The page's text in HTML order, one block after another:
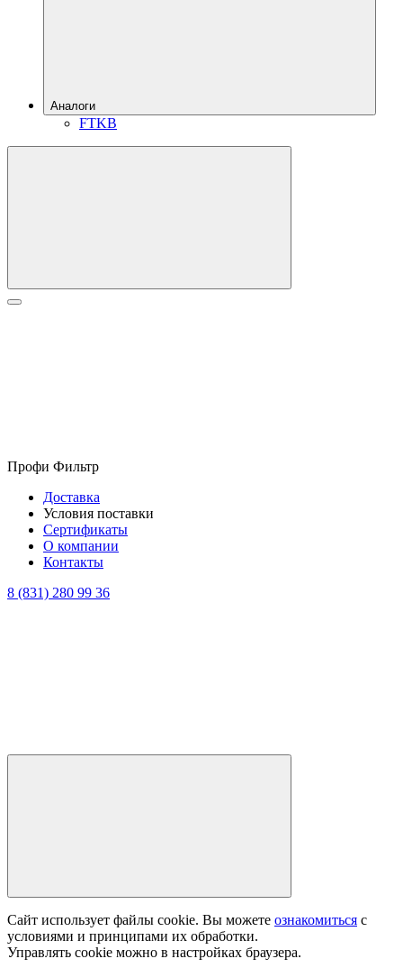
Аналоги
FTKB
Профи Фильтр
Доставка
Условия поставки
Сертификаты
О компании
Контакты
8 (831) 280 99 36
Сайт использует файлы cookie. Вы можете ознакомиться с
условиями и принципами их обработки.
Управлять cookie можно в настройках браузера.